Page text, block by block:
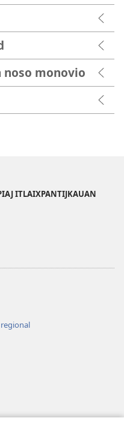
monovio
ITLAIXPANTIJKAUAN